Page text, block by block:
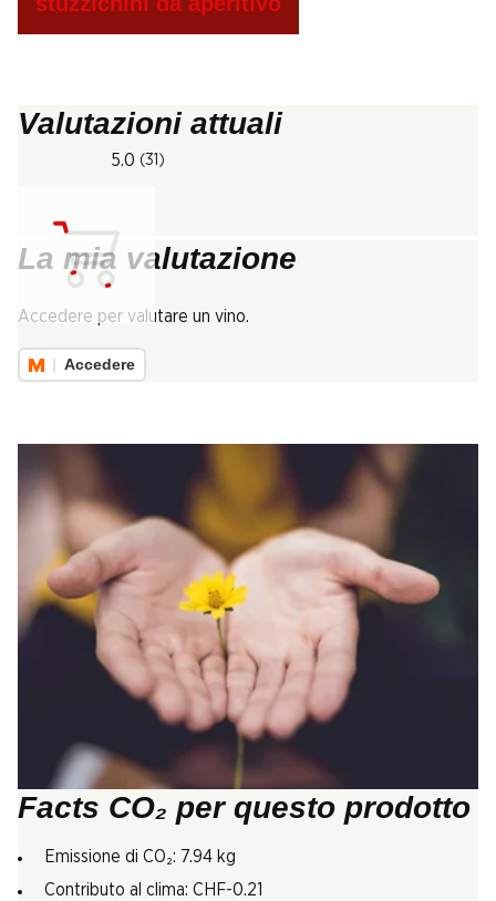
Valutazioni attuali
5.0 (31)
La mia valutazione
Accedere per valutare un vino.
Accedere
Facts CO₂ per questo prodotto
Emissione di CO₂: 7.94 kg
Contributo al clima: CHF-0.21